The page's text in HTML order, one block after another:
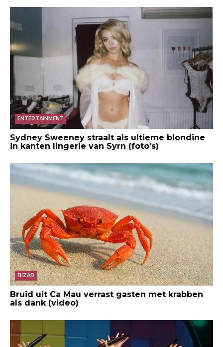
ENTERTAINMENT
Sydney Sweeney straalt als ultieme blondine
in kanten lingerie van Syrn (foto’s)
BIZAR
Bruid uit Ca Mau verrast gasten met krabben
als dank (video)